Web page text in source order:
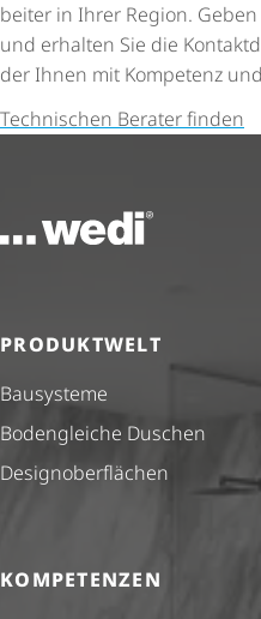
beiter in Ihrer Region.
und erhalten Sie die
der Ihnen mit Kompetenz
Technischen Berater finden
Zur Startseite
PRODUKTWELT
Bausysteme
Bodengleiche Duschen
Design­ober­flä­chen
KOMPETENZEN